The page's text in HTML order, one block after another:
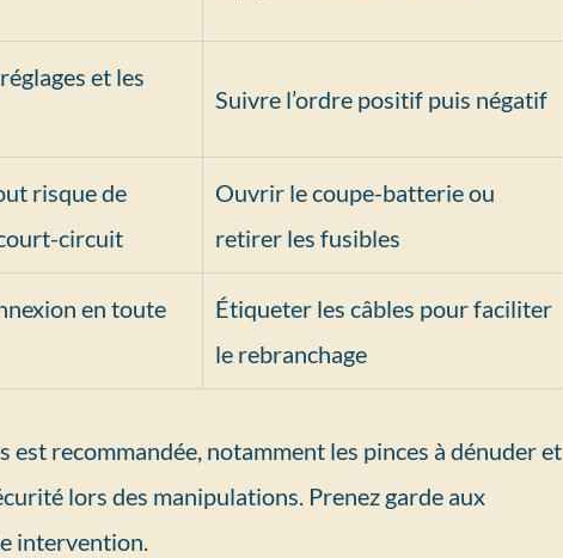
et les
Suivre l’ordre positif puis négatif
risque de
circuit
Ouvrir le coupe-batterie ou
retirer les fusibles
en toute
Étiqueter les câbles pour faciliter
le rebranchage
est recommandée, notamment les pinces à dénuder et
lors des manipulations. Prenez garde aux
intervention.